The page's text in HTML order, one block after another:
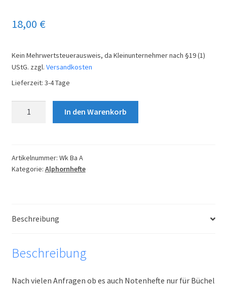
18,00 €
Kein Mehrwertsteuerausweis, da Kleinunternehmer nach §19 (1)
UStG. zzgl. Versandkosten
Lieferzeit: 3-4 Tage
Band
A
In den Warenkorb
Artikelnummer: Wk Ba A
Kategorie: Alphornhefte
Beschreibung
Beschreibung
Nach vielen Anfragen ob es auch Notenhefte nur für Büchel